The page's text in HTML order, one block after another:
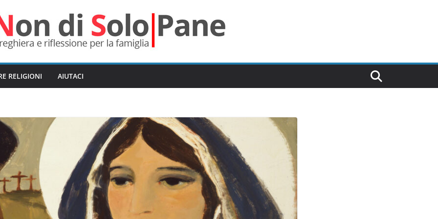
RELIGIONI AIUTACI